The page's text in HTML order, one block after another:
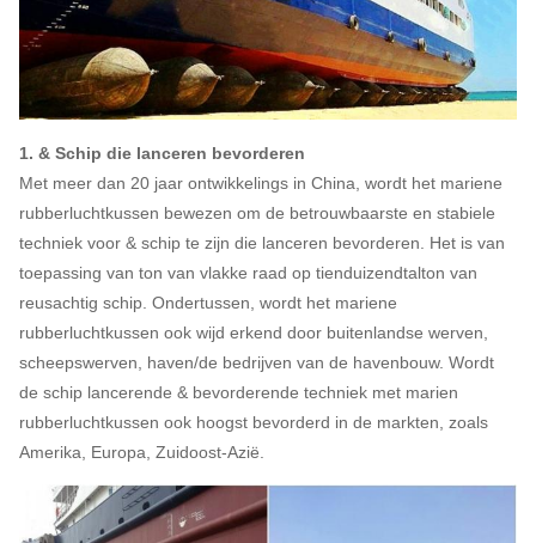
1. & Schip die lanceren bevorderen
Met meer dan 20 jaar ontwikkelings in China, wordt het mariene
rubberluchtkussen bewezen om de betrouwbaarste en stabiele
techniek voor & schip te zijn die lanceren bevorderen. Het is van
toepassing van ton van vlakke raad op tienduizendtalton van
reusachtig schip. Ondertussen, wordt het mariene
rubberluchtkussen ook wijd erkend door buitenlandse werven,
scheepswerven, haven/de bedrijven van de havenbouw. Wordt
de schip lancerende & bevorderende techniek met marien
rubberluchtkussen ook hoogst bevorderd in de markten, zoals
Amerika, Europa, Zuidoost-Azië.